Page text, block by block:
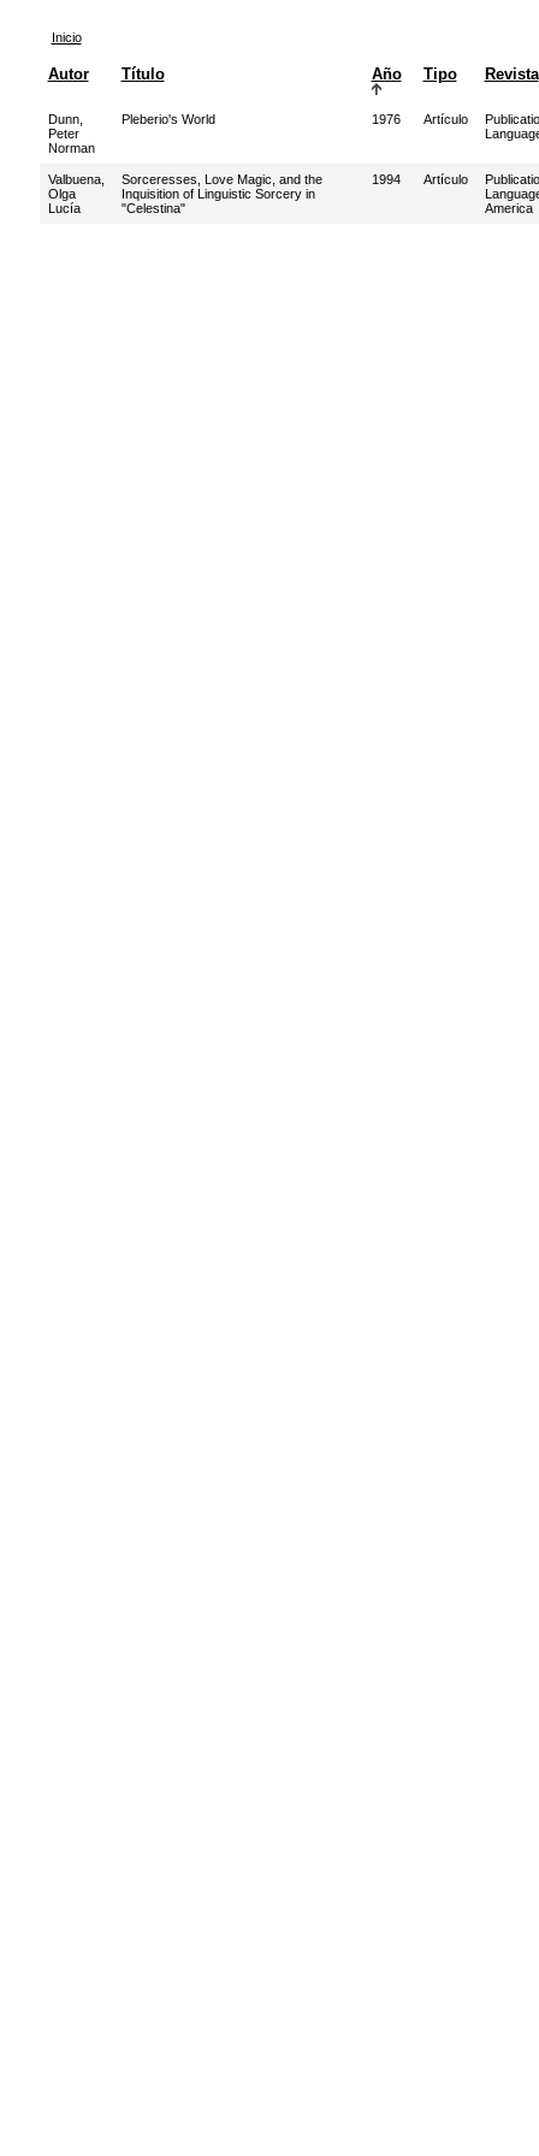
Inicio
Autor Título Año Tipo Revista
Dunn,
Peter
Norman
Pleberio's World 1976 Artículo
Valbuena,
Olga
Lucía
Sorceresses, Love Magic, and the
Inquisition of Linguistic Sorcery in
"Celestina"
1994 Artículo
America